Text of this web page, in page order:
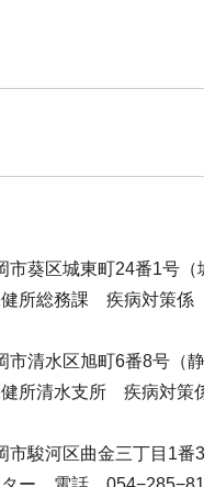
葵区城東町24番1号（
所総務課 疾病対策係
清水区旭町6番8号（静
所清水支所 疾病対策
駿河区曲金三丁目1番